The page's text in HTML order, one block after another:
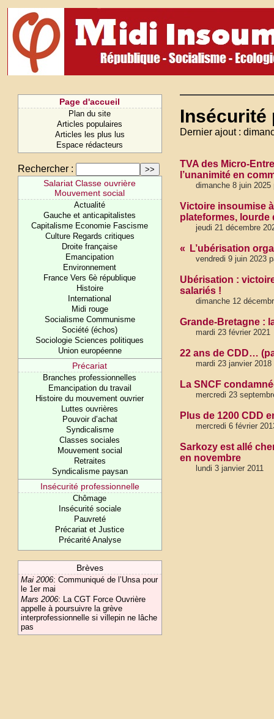
Page d'accueil
Plan du site
Articles populaires
Articles les plus lus
Espace rédacteurs
Rechercher :
Salariat Classe ouvrière
Mouvement social
Actualité
Gauche et anticapitalistes
Capitalisme Economie Fascisme
Culture Regards critiques
Droite française
Emancipation
Environnement
France Vers 6è république
Histoire
International
Midi rouge
Socialisme Communisme
Société (échos)
Sociologie Sciences politiques
Union européenne
Précariat
Branches professionnelles
Emancipation du travail
Histoire du mouvement ouvrier
Luttes ouvrières
Pouvoir d’achat
Syndicalisme
Classes sociales
Mouvement social
Retraites
Syndicalisme paysan
Insécurité professionnelle
Chômage
Insécurité sociale
Pauvreté
Précariat et Justice
Précarité Analyse
Brèves
Mai 2006:Communiqué de l’Unsa pour
le 1er mai
Mars 2006: La CGT Force Ouvrière
appelle à poursuivre la grève
interprofessionnelle si villepin ne lâche
pas
Insécurité
Dernier ajout :
TVA des Micro-
l’unanimité en
dimanche 8 juin 2025
Victoire insoumise
plateformes, lourde
jeudi 21 décembre
« L’ubérisation
vendredi 9 juin 2023
Ubérisation :
salariés !
dimanche 12
Grande-Bretagne :
mardi 23 février 2021
22 ans de CDD…
mardi 23 janvier 2018
La SNCF
mercredi 23
Plus de 1200 CDD
mercredi 6 février
Sarkozy est allé
en novembre
lundi 3 janvier 2011